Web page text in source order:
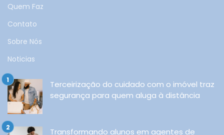
Quem Faz
Contato
Sobre Nós
Noticias
Terceirização do cuidado com o imóvel traz
segurança para quem aluga à distância
Transformando alunos em agentes de